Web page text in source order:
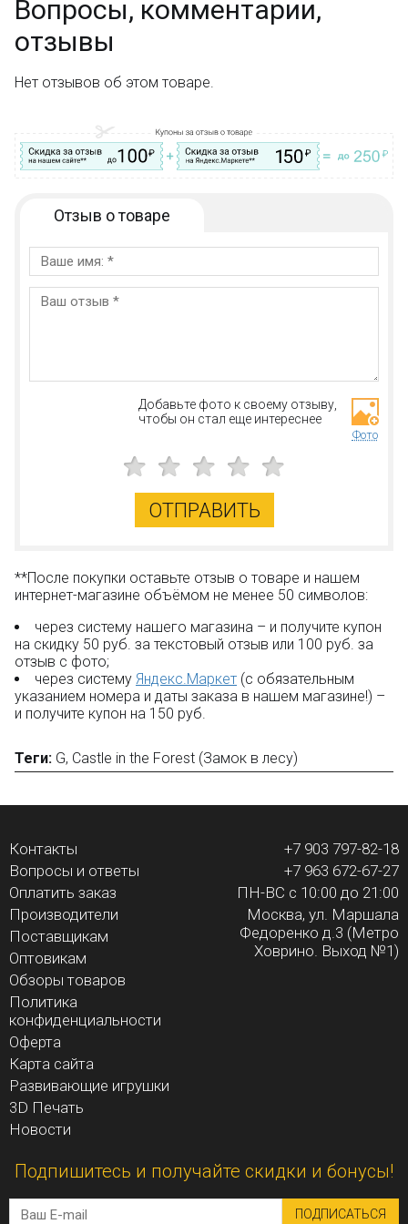
Вопросы, комментарии,
отзывы
Нет отзывов об этом товаре.
Отзыв о товаре
Добавьте фото к своему отзыву,
чтобы он стал еще интереснее
Фото
ОТПРАВИТЬ
**После покупки оставьте отзыв о товаре и нашем
интернет-магазине объёмом не менее 50 символов:
через систему нашего магазина – и получите купон
на скидку 50 руб. за текстовый отзыв или 100 руб. за
отзыв с фото;
через систему Яндекс.Маркет (с обязательным
указанием номера и даты заказа в нашем магазине!) –
и получите купон на 150 руб.
Теги: G, Castle in the Forest (Замок в лесу)
Контакты
Вопросы и ответы
Оплатить заказ
Производители
Поставщикам
Оптовикам
Обзоры товаров
Политика
конфиденциальности
Оферта
Карта сайта
Развивающие игрушки
3D Печать
Новости
+7 903 797-82-18
+7 963 672-67-27
ПН-ВС с 10:00 до 21:00
Москва, ул. Маршала
Федоренко д.3 (Метро
Ховрино. Выход №1)
Подпишитесь и получайте скидки и бонусы!
ПОДПИСАТЬСЯ